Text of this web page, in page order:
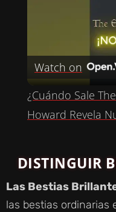
Watch on
¿Cuándo Sale
Howard Revela
DISTINGUIR
Las Bestias
las bestias ordinarias